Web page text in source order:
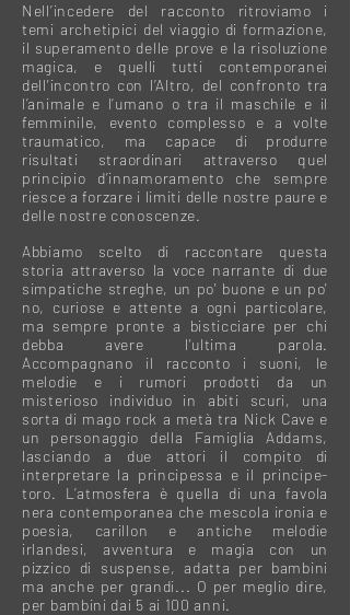
Nell’incedere del racconto ritroviamo i
temi archetipici del viaggio di formazione,
il superamento delle prove e la risoluzione
magica, e quelli tutti contemporanei
dell'incontro con l’Altro, del confronto tra
l’animale e l’umano o tra il maschile e il
femminile, evento complesso e a volte
traumatico, ma capace di produrre
risultati straordinari attraverso quel
principio d’innamoramento che sempre
riesce a forzare i limiti delle nostre paure e
delle nostre conoscenze.
Abbiamo scelto di raccontare questa
storia attraverso la voce narrante di due
simpatiche streghe, un po' buone e un po'
no, curiose e attente a ogni particolare,
ma sempre pronte a bisticciare per chi
debba avere l'ultima parola.
Accompagnano il racconto i suoni, le
melodie e i rumori prodotti da un
misterioso individuo in abiti scuri, una
sorta di mago rock a metà tra Nick Cave e
un personaggio della Famiglia Addams,
lasciando a due attori il compito di
interpretare la principessa e il principe-
toro. L’atmosfera è quella di una favola
nera contemporanea che mescola ironia e
poesia, carillon e antiche melodie
irlandesi, avventura e magia con un
pizzico di suspense, adatta per bambini
ma anche per grandi... O per meglio dire,
per bambini dai 5 ai 100 anni.